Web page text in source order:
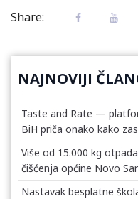
Share:
NAJNOVIJI
Taste and Rate —
BiH priča onako kako
Više od 15.000 kg
čišćenja općine Novo
Nastavak besplatne